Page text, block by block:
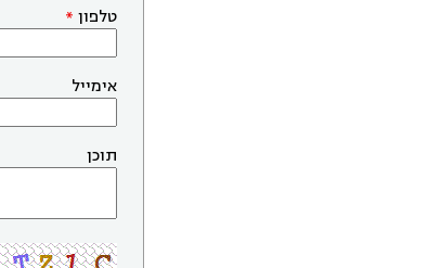
טלפון
אימייל
תוכן